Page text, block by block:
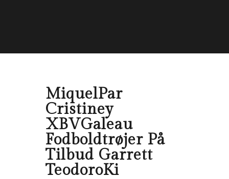
MiquelPar
Cristiney
XBVGaleau
Fodboldtrøjer På
Tilbud Garrett
TeodoroKi